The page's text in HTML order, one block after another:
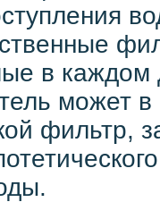
в
может
фильтр,